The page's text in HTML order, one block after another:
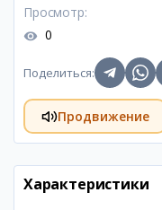
Просмотр:
0
Поделиться:
Продвижение
Характеристики